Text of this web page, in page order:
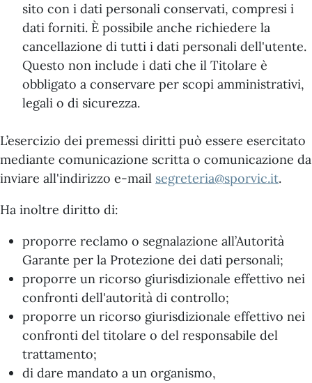
sito con i dati personali conservati, compresi i
dati forniti. È possibile anche richiedere la
cancellazione di tutti i dati personali dell'utente.
Questo non include i dati che il Titolare è
obbligato a conservare per scopi amministrativi,
legali o di sicurezza.
L’esercizio dei premessi diritti può essere esercitato
mediante comunicazione scritta o comunicazione da
inviare all'indirizzo e-mail segreteria@sporvic.it.
Ha inoltre diritto di:
proporre reclamo o segnalazione all’Autorità
Garante per la Protezione dei dati personali;
proporre un ricorso giurisdizionale effettivo nei
confronti dell'autorità di controllo;
proporre un ricorso giurisdizionale effettivo nei
confronti del titolare o del responsabile del
trattamento;
di dare mandato a un organismo,